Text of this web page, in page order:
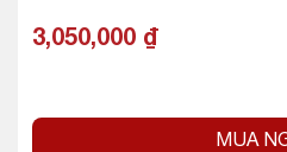
3,050,000 ₫
MUA